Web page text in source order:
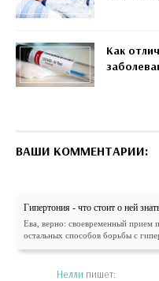
Как
ВАШИ КОММЕНТАРИИ:
Гипертония - что стоит о ней
Ева, верно: своевременный прием
остальных способов борьбы с
Нелли пишет: